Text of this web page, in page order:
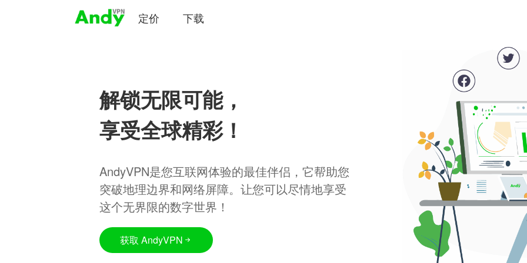
定价 下载
解锁无限可能，
享受全球精彩！
AndyVPN是您互联网体验的最佳伴侣，它帮助您
突破地理边界和网络屏障。让您可以尽情地享受
这个无界限的数字世界！
获取 AndyVPN